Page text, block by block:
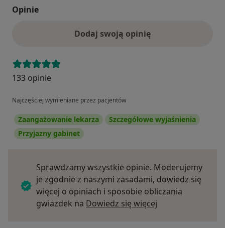
Opinie
Dodaj swoją opinię
133 opinie
Najczęściej wymieniane przez pacjentów
Zaangażowanie lekarza
Szczegółowe wyjaśnienia
Przyjazny gabinet
Sprawdzamy wszystkie opinie. Moderujemy
je zgodnie z naszymi zasadami, dowiedz się
więcej o opiniach i sposobie obliczania
gwiazdek na Dowiedz się więcej